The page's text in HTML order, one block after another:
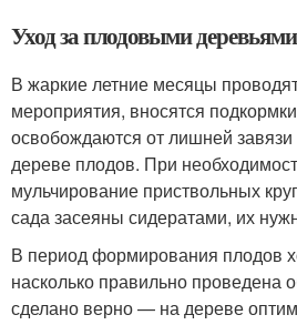
Уход за плодовыми
В жаркие летние месяцы
мероприятия, вносятся
освобождаются от лишней
дереве плодов. При
мульчирование приствольных
сада засеяны сидератами, их
В период формирования плодов
насколько правильно проведена
сделано верно — на дереве